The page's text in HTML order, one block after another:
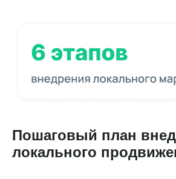
Пошаговый план
локального